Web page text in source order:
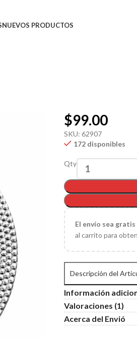
NUEVOS PRODUCTOS
$99.00
SKU:62907
172 disponibles
Qty
El envío sea
al carrito para
Descripción del
Información
Valoraciones (1)
Acerca del Envió